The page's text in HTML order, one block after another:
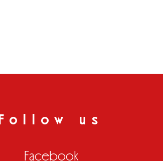
Follow us
Facebook